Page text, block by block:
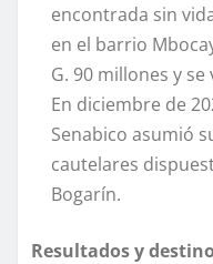
encontrada sin
en el barrio
G. 90 millones y
En diciembre de
Senabico asumió
cautelares
Bogarín.
Resultados y